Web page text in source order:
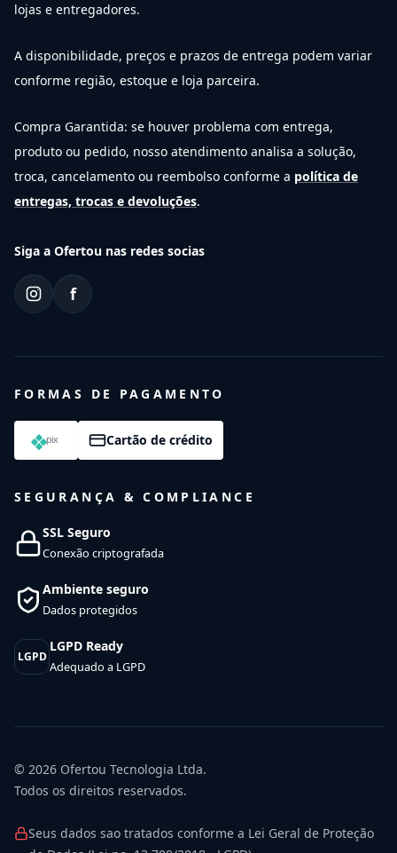
lojas e entregadores.
A disponibilidade, preços e prazos de entrega podem variar
conforme região, estoque e loja parceira.
Compra Garantida: se houver problema com entrega,
produto ou pedido, nosso atendimento analisa a solução,
troca, cancelamento ou reembolso conforme a política de
entregas, trocas e devoluções.
Siga a Ofertou nas redes socias
f
FORMAS DE PAGAMENTO
Cartão de crédito
SEGURANÇA & COMPLIANCE
SSL Seguro
Conexão criptografada
Ambiente seguro
Dados protegidos
LGPD
LGPD Ready
Adequado a LGPD
© 2026 Ofertou Tecnologia Ltda.
Todos os direitos reservados.
Seus dados sao tratados conforme a Lei Geral de Proteção